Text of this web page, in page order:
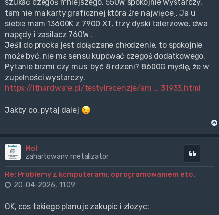
szukać czegoś mniejszego. 550W spokojnie wystarczy,
tam nie ma karty graficznej która żre najwięcej. Ja u
siebie mam 13600K z 7900 XT, trzy dyski talerzowe, dwa
napędy i zasilacz 760W .
Jeśli do procka jest dołączane chłodzenie, to spokojnie
może być, nie ma sensu kupować czegoś dodatkowego.
Pytanie brzmi czy musi być 8 rdzeni? 8600G myślę, że w
zupełności wystarczy.
https://ithardware.pl/testyirecenzje/am ... 31933.html
Jakby co, pytaj dalej
Mol
zahartowany metalizator
Re: Problemy z komputerami, oprogramowaniem etc.
20-04-2026, 11:09
OK, cos takiego planuje zakupic i zlozyc: